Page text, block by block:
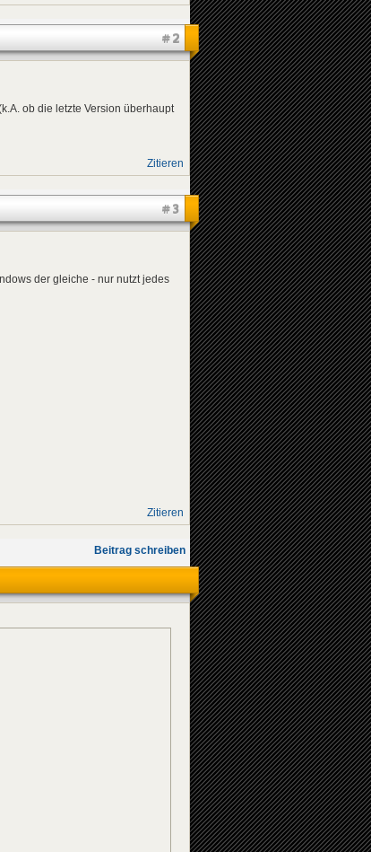
#2
ob die letzte Version überhaupt
Zitieren
#3
der gleiche - nur nutzt jedes
Zitieren
Beitrag schreiben